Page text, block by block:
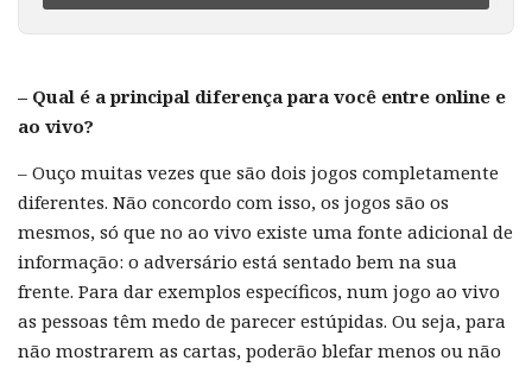
– Qual é a principal diferença para você entre online e
ao vivo?
– Ouço muitas vezes que são dois jogos completamente
diferentes. Não concordo com isso, os jogos são os
mesmos, só que no ao vivo existe uma fonte adicional de
informação: o adversário está sentado bem na sua
frente. Para dar exemplos específicos, num jogo ao vivo
as pessoas têm medo de parecer estúpidas. Ou seja, para
não mostrarem as cartas, poderão blefar menos ou não